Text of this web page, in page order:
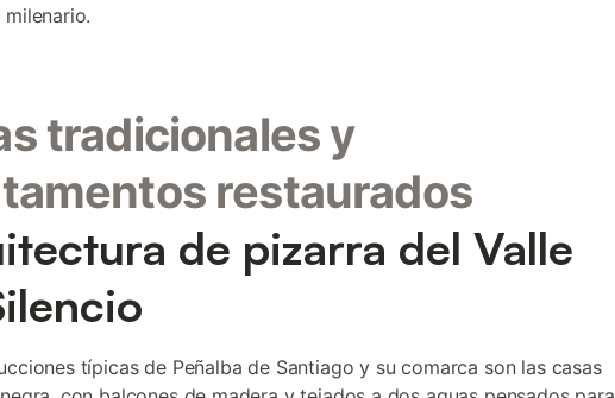
tradicionales y
restaurados
de pizarra del Valle
típicas de Peñalba de Santiago y su comarca son las casas